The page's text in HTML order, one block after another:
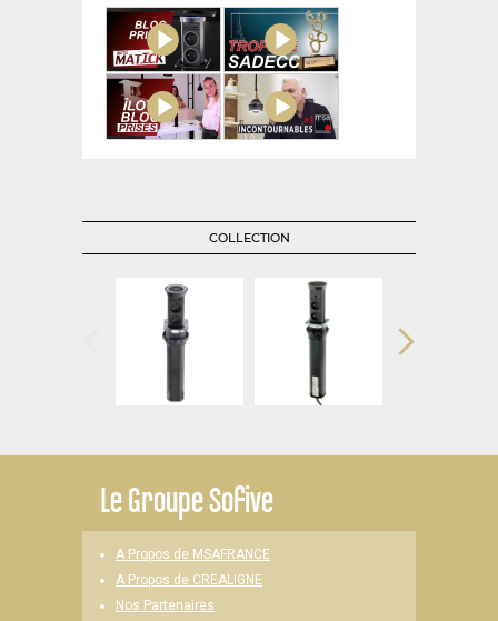
COLLECTION
LeGroupe Sofive
A Propos de MSAFRANCE
A Propos de CREALIGNE
Nos Partenaires